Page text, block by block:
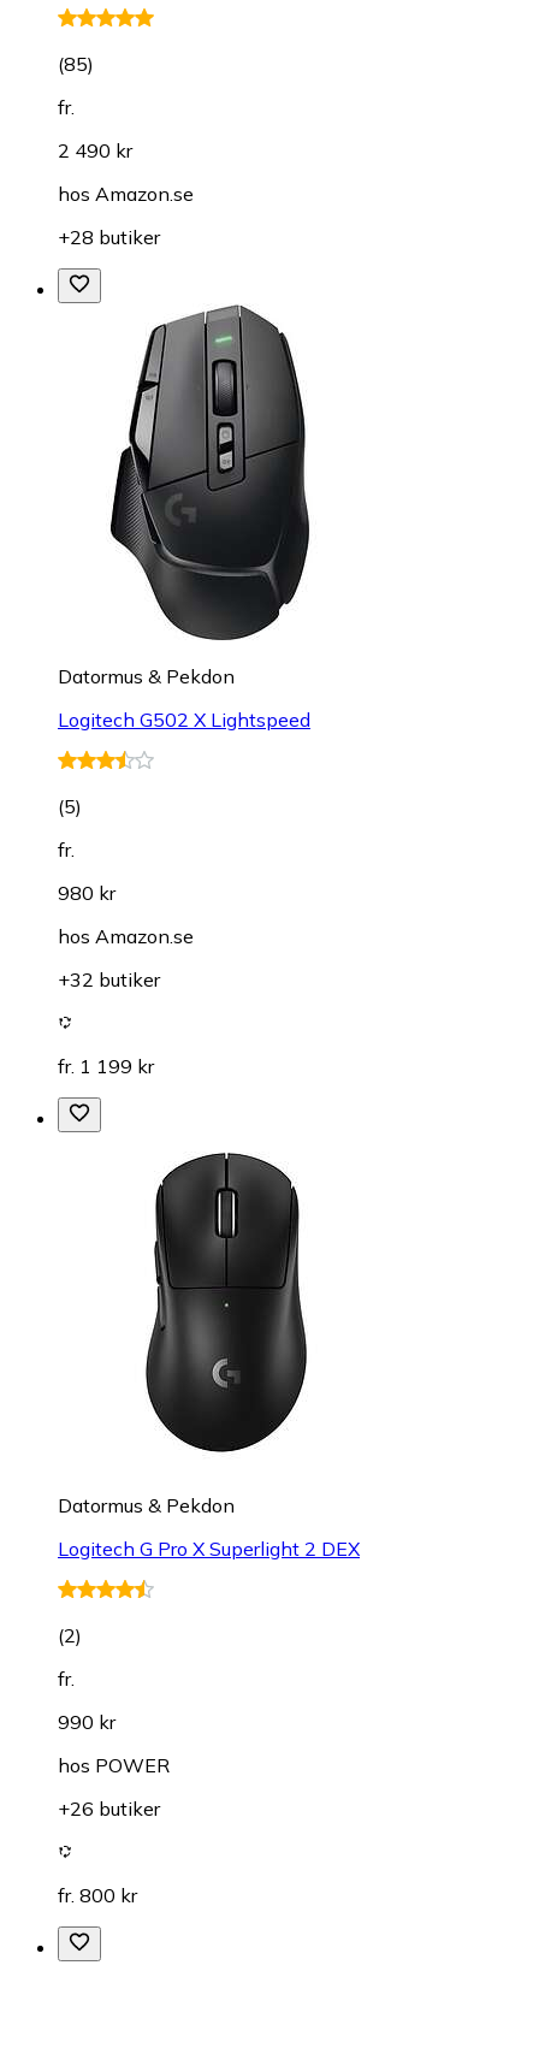
(85)
fr.
2 490 kr
hos Amazon.se
+28 butiker
Datormus & Pekdon
Logitech G502 X Lightspeed
(5)
fr.
980 kr
hos Amazon.se
+32 butiker
fr. 1 199 kr
Datormus & Pekdon
Logitech G Pro X Superlight 2 DEX
(2)
fr.
990 kr
hos POWER
+26 butiker
fr. 800 kr